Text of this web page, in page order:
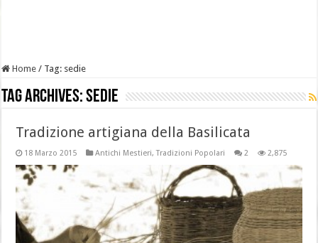
Home / Tag: sedie
Tag Archives:sedie
Tradizione artigiana della Basilicata
18 Marzo 2015 Antichi Mestieri,Tradizioni Popolari 2 2,875